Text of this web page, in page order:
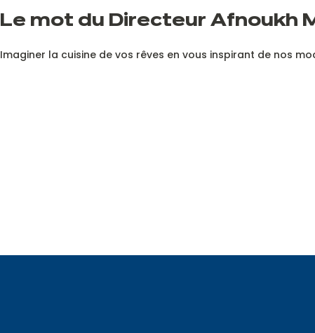
Le mot du Directeur Afnoukh
Imaginer la cuisine de vos rêves en vous inspirant de nos